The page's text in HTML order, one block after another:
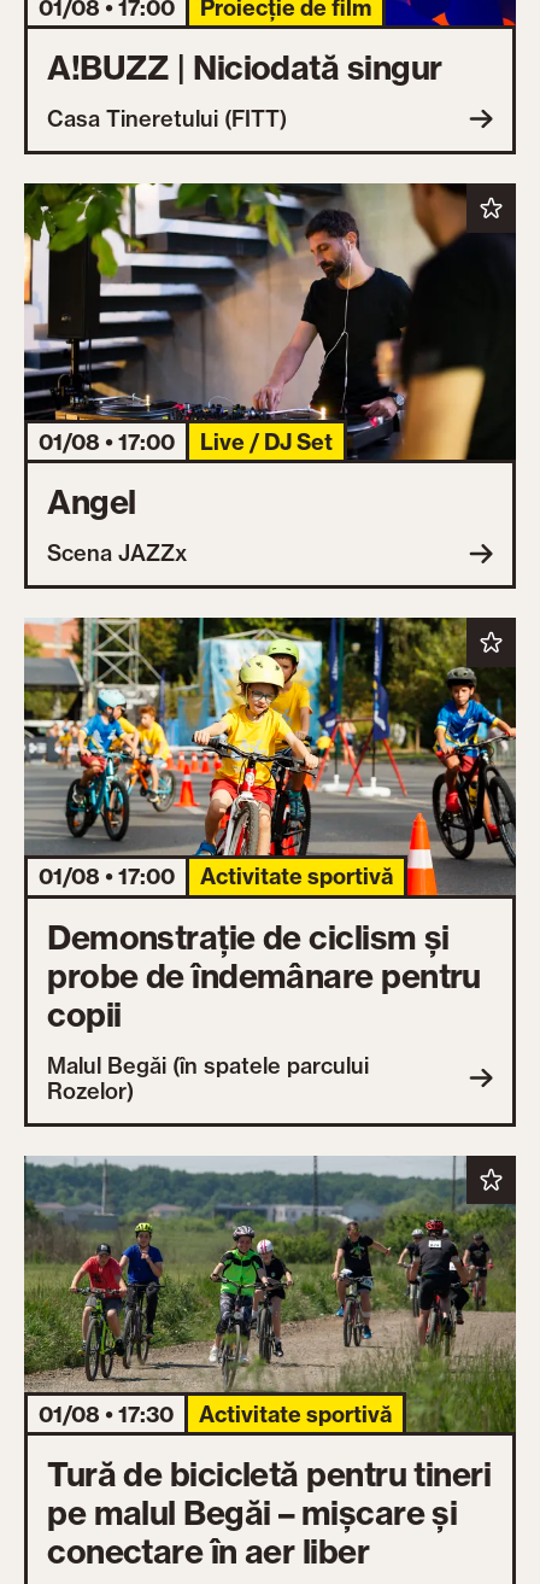
01/08 • 17:00 Proiecție de film
A!BUZZ | Niciodată singur
Casa Tineretului (FITT)
01/08 • 17:00 Live / DJ Set
Angel
Scena JAZZx
01/08 • 17:00 Activitate sportivă
Demonstrație de ciclism și
probe de îndemânare pentru
copii
Malul Begăi (în spatele parcului
Rozelor)
01/08 • 17:30 Activitate sportivă
Tură de bicicletă pentru tineri
pe malul Begăi – mișcare și
conectare în aer liber